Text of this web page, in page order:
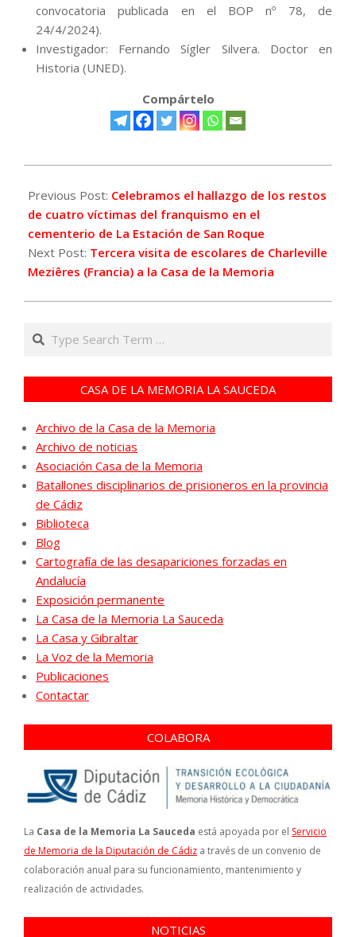
convocatoria publicada en el BOP nº 78, de
24/4/2024).
Investigador: Fernando Sígler Silvera. Doctor en
Historia (UNED).
Compártelo
03-
09
Previous Post: Celebramos el hallazgo de los restos
de cuatro víctimas del franquismo en el
cementerio de La Estación de San Roque
Next Post: Tercera visita de escolares de Charleville
Meziêres (Francia) a la Casa de la Memoria
Search
CASA DE LA MEMORIA LA SAUCEDA
Archivo de la Casa de la Memoria
Archivo de noticias
Asociación Casa de la Memoria
Batallones disciplinarios de prisioneros en la provincia
de Cádiz
Biblioteca
Blog
Cartografía de las desapariciones forzadas en
Andalucía
Exposición permanente
La Casa de la Memoria La Sauceda
La Casa y Gibraltar
La Voz de la Memoria
Publicaciones
Contactar
COLABORA
La Casa de la Memoria La Sauceda está apoyada por el Servicio
de Memoria de la Diputación de Cádiz a través de un convenio de
colaboración anual para su funcionamiento, mantenimiento y
realización de actividades.
NOTICIAS